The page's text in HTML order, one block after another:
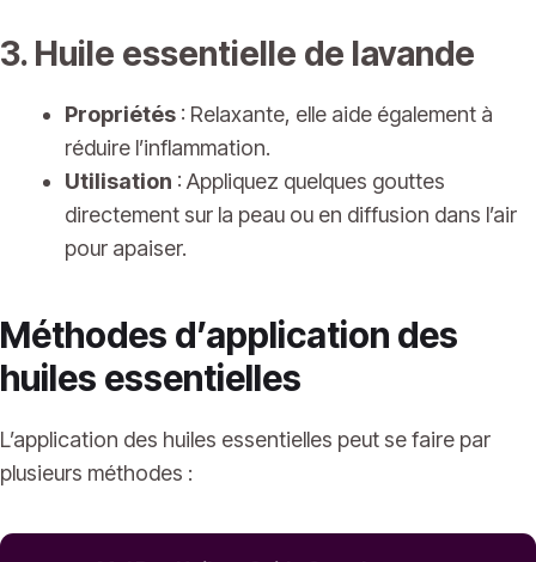
3. Huile essentielle de lavande
Propriétés : Relaxante, elle aide également à
réduire l’inflammation.
Utilisation : Appliquez quelques gouttes
directement sur la peau ou en diffusion dans l’air
pour apaiser.
Méthodes d’application des
huiles essentielles
L’application des huiles essentielles peut se faire par
plusieurs méthodes :